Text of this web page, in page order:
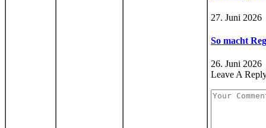
27. Juni 2026
So macht
26. Juni 2026
Leave A